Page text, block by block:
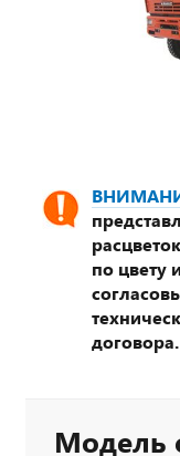
по цвету
договора.
Модель